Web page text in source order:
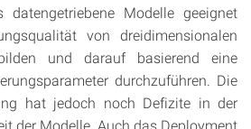
datengetriebene Modelle geeignet
von dreidimensionalen
und darauf basierend eine
durchzuführen. Die
hat jedoch noch Defizite in der
der Modelle. Auch das Deployment